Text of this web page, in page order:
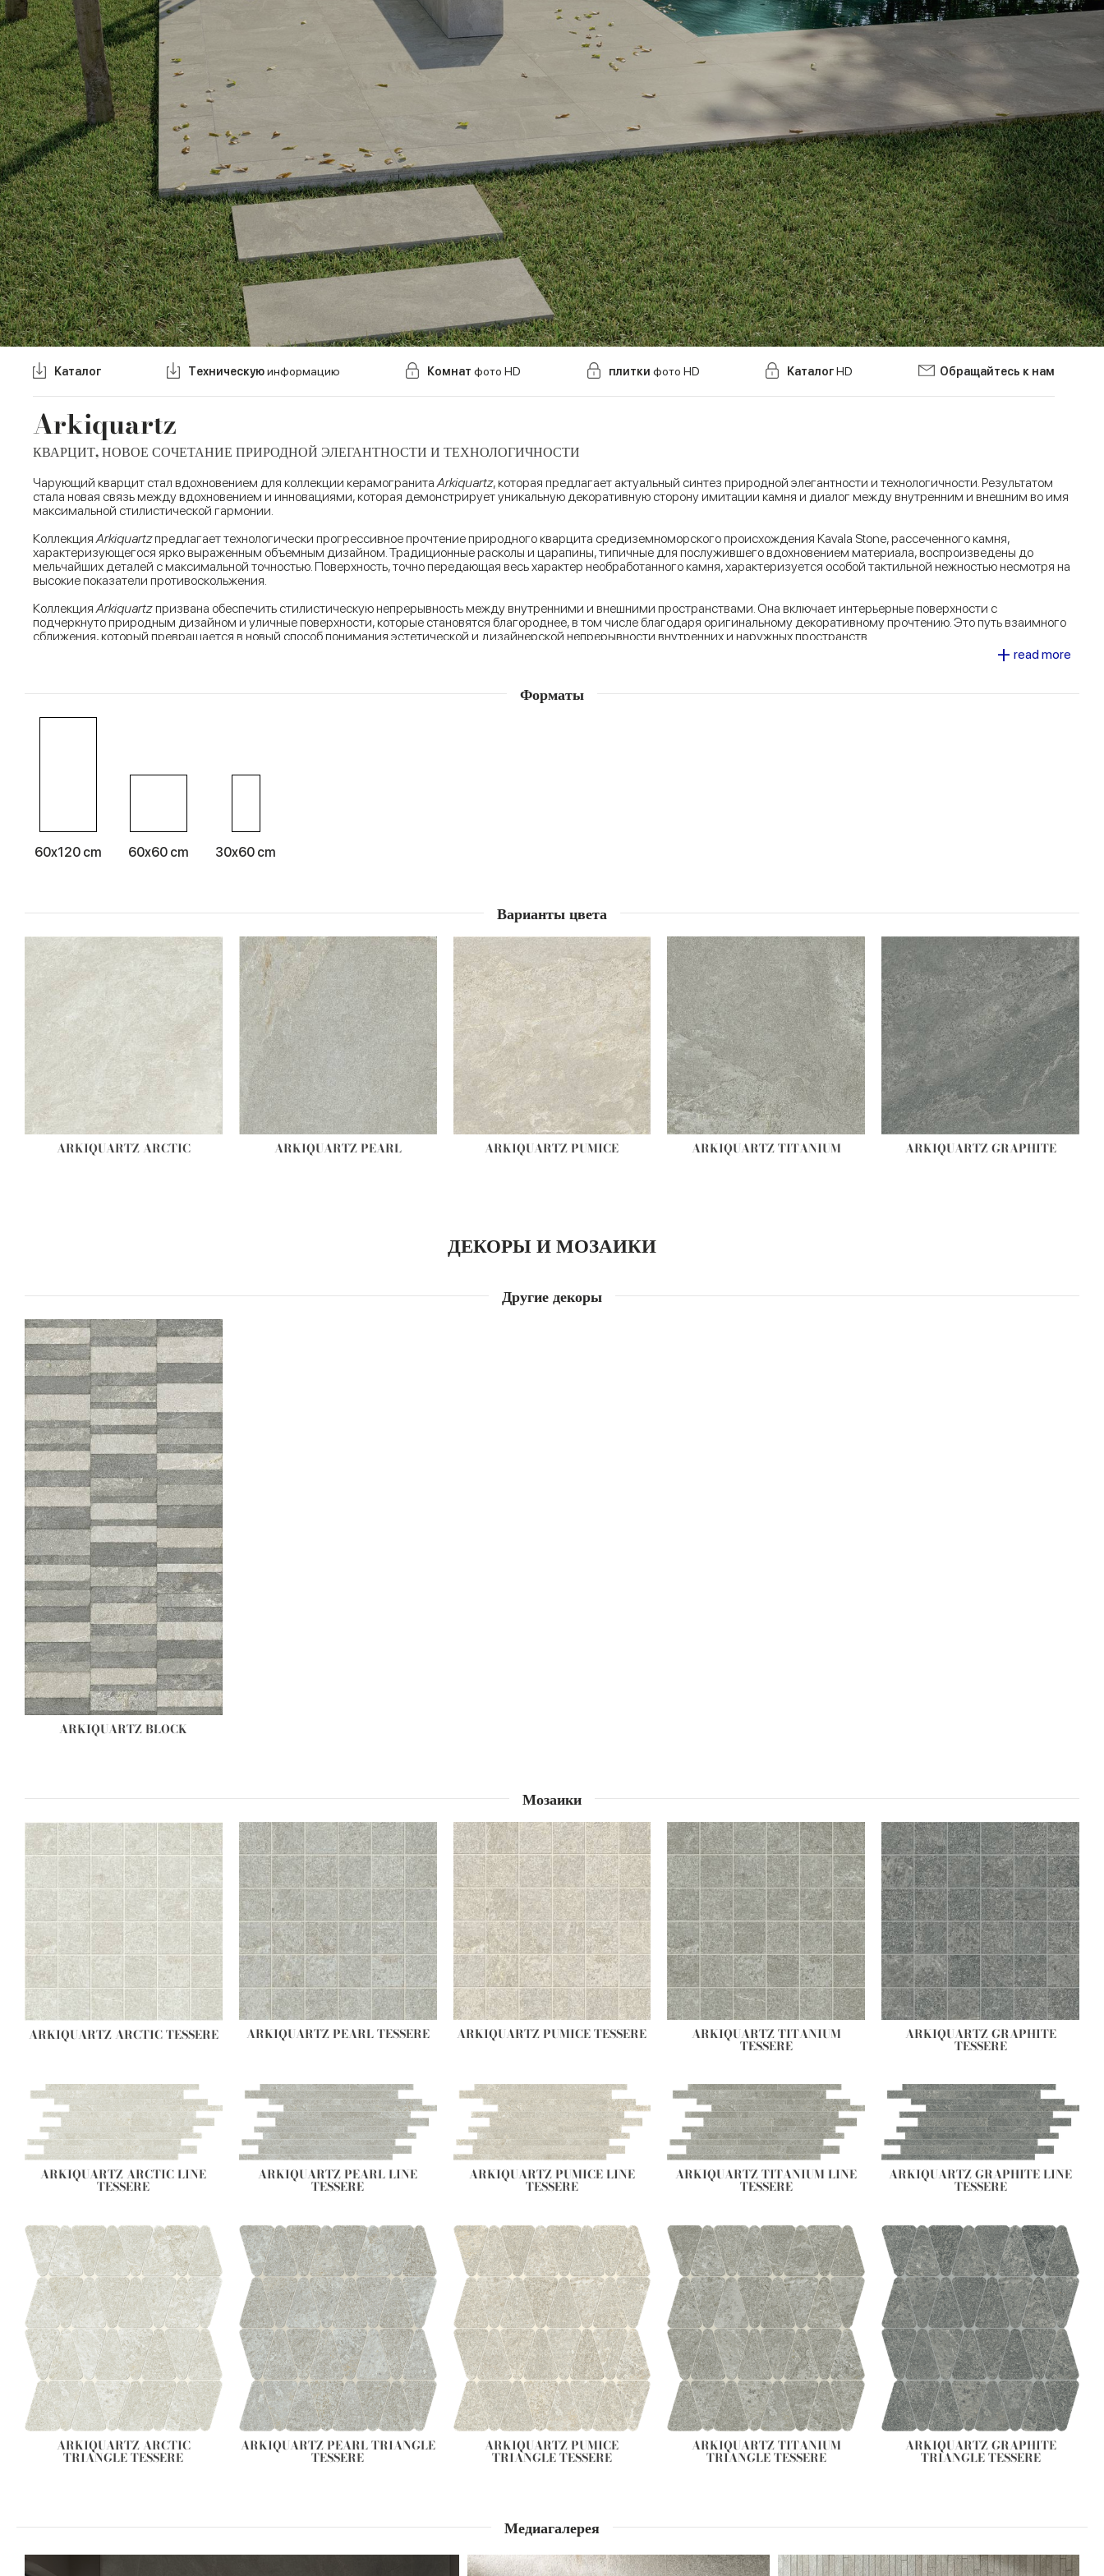
Arkiquartz
КВАРЦИТ, НОВОЕ СОЧЕТАНИЕ ПРИРОДНОЙ ЭЛЕГАНТНОСТИ И ТЕХНОЛОГИЧНОСТИ
Kаталог Tехническуюинформацию Комнатфото HD плитки фото HD KаталогHD Обращайтесь к нам
Чарующий кварцит стал вдохновением для коллекции керамогранитаArkiquartz, которая предлагает актуальный синтез природной элегантности и технологичности. Результатом
стала новая связь между вдохновением и инновациями, которая демонстрирует уникальную декоративную сторону имитации камня и диалог между внутренним и внешним во имя
максимальной стилистической гармонии.
КоллекцияArkiquartzпредлагает технологически прогрессивное прочтение природного кварцита средиземноморского происхождения Kavala Stone, рассеченного камня,
характеризующегося ярко выраженным объемным дизайном. Традиционные расколы и царапины, типичные для послужившего вдохновением материала, воспроизведены до
мельчайших деталей с максимальной точностью. Поверхность, точно передающая весь характер необработанного камня, характеризуется особой тактильной нежностью несмотря на
высокие показатели противоскольжения.
КоллекцияArkiquartzпризвана обеспечить стилистическую непрерывность между внутренними и внешними пространствами. Она включает интерьерные поверхности с
подчеркнуто природным дизайном и уличные поверхности, которые становятся благороднее, в том числе благодаря оригинальному декоративному прочтению. Это путь взаимного
сближения, который превращается в новый способ понимания эстетической и дизайнерской непрерывности внутренних и наружных пространств.
– это еще один шаг бренда Marca Corona на пути разработки коллекций для оформления интерьеров. Эффект камня приобретает декоративную направленность,
как для интерьеров, так и для экстерьеров, до маленьких7,5x30 см.
+ read more
Медиагалерея
Форматы
60x120 cm 60x60 cm 30x60 cm
Варианты цвета
ARKIQUARTZ ARCTIC ARKIQUARTZ PEARL ARKIQUARTZ PUMICE ARKIQUARTZ TITANIUM ARKIQUARTZ GRAPHITE
ДЕКОРЫ И МОЗАИКИ
Другие декоры
ARKIQUARTZ BLOCK
Мозаики
ARKIQUARTZ ARCTIC TESSERE ARKIQUARTZ PEARL TESSERE ARKIQUARTZ PUMICE TESSERE ARKIQUARTZ TITANIUM
TESSERE
ARKIQUARTZ GRAPHITE
TESSERE
ARKIQUARTZ ARCTIC LINE
TESSERE
ARKIQUARTZ PEARL LINE
TESSERE
ARKIQUARTZ PUMICE LINE
TESSERE
ARKIQUARTZ TITANIUM LINE
TESSERE
ARKIQUARTZ GRAPHITE LINE
TESSERE
ARKIQUARTZ ARCTIC
TRIANGLE TESSERE
ARKIQUARTZ PEARL TRIANGLE
TESSERE
ARKIQUARTZ PUMICE
TRIANGLE TESSERE
ARKIQUARTZ TITANIUM
TRIANGLE TESSERE
ARKIQUARTZ GRAPHITE
TRIANGLE TESSERE